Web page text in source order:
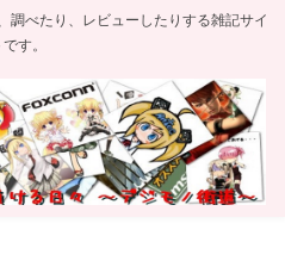
調べたり、レビューしたりする雑記サイ
です。